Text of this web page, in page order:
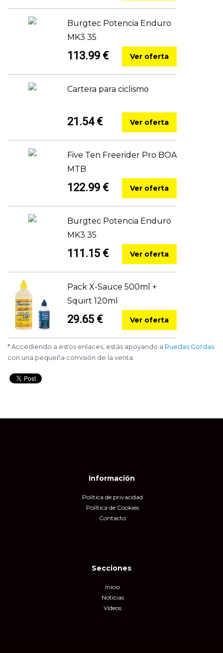
Burgtec Potencia Enduro
MK3 35
113.99 € Ver oferta
Cartera para ciclismo
21.54 € Ver oferta
Five Ten Freerider Pro BOA
MTB
122.99 € Ver oferta
Burgtec Potencia Enduro
MK3 35
111.15 € Ver oferta
Pack X-Sauce 500ml +
Squirt 120ml
29.65 € Ver oferta
* Accediendo a estos enlaces, estás apoyando a Ruedas Gordas
con una pequeña comisión de la venta.
Información
Política de privacidad
Política de Cookies
Contacto
Secciones
Inicio
Noticias
Videos